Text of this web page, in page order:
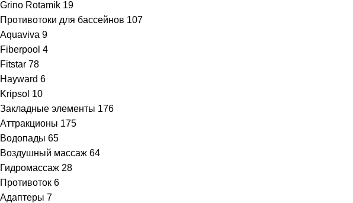
Grino Rotamik 19
Противотоки для бассейнов 107
Aquaviva 9
Fiberpool 4
Fitstar 78
Hayward 6
Kripsol 10
Закладные элементы 176
Аттракционы 175
Водопады 65
Воздушный массаж 64
Гидромассаж 28
Противоток 6
Адаптеры 7